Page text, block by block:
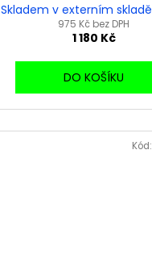
Skladem v externím skladě
975 Kč bez DPH
1 180 Kč
DO KOŠÍKU
Kód: